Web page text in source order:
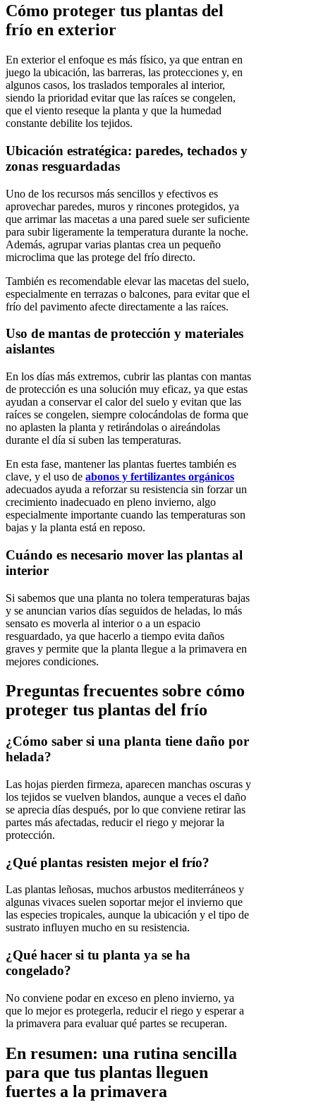
Cómo proteger tus plantas del
frío en exterior
En exterior el enfoque es más físico, ya que entran en
juego la ubicación, las barreras, las protecciones y, en
algunos casos, los traslados temporales al interior,
siendo la prioridad evitar que las raíces se congelen,
que el viento reseque la planta y que la humedad
constante debilite los tejidos.
Ubicación estratégica: paredes, techados y
zonas resguardadas
Uno de los recursos más sencillos y efectivos es
aprovechar paredes, muros y rincones protegidos, ya
que arrimar las macetas a una pared suele ser suficiente
para subir ligeramente la temperatura durante la noche.
Además, agrupar varias plantas crea un pequeño
microclima que las protege del frío directo.
También es recomendable elevar las macetas del suelo,
especialmente en terrazas o balcones, para evitar que el
frío del pavimento afecte directamente a las raíces.
Uso de mantas de protección y materiales
aislantes
En los días más extremos, cubrir las plantas con mantas
de protección es una solución muy eficaz, ya que estas
ayudan a conservar el calor del suelo y evitan que las
raíces se congelen, siempre colocándolas de forma que
no aplasten la planta y retirándolas o aireándolas
durante el día si suben las temperaturas.
En esta fase, mantener las plantas fuertes también es
clave, y el uso de abonos y fertilizantes orgánicos
adecuados ayuda a reforzar su resistencia sin forzar un
crecimiento inadecuado en pleno invierno, algo
especialmente importante cuando las temperaturas son
bajas y la planta está en reposo.
Cuándo es necesario mover las plantas al
interior
Si sabemos que una planta no tolera temperaturas bajas
y se anuncian varios días seguidos de heladas, lo más
sensato es moverla al interior o a un espacio
resguardado, ya que hacerlo a tiempo evita daños
graves y permite que la planta llegue a la primavera en
mejores condiciones.
Preguntas frecuentes sobre cómo
proteger tus plantas del frío
¿Cómo saber si una planta tiene daño por
helada?
Las hojas pierden firmeza, aparecen manchas oscuras y
los tejidos se vuelven blandos, aunque a veces el daño
se aprecia días después, por lo que conviene retirar las
partes más afectadas, reducir el riego y mejorar la
protección.
¿Qué plantas resisten mejor el frío?
Las plantas leñosas, muchos arbustos mediterráneos y
algunas vivaces suelen soportar mejor el invierno que
las especies tropicales, aunque la ubicación y el tipo de
sustrato influyen mucho en su resistencia.
¿Qué hacer si tu planta ya se ha
congelado?
No conviene podar en exceso en pleno invierno, ya
que lo mejor es protegerla, reducir el riego y esperar a
la primavera para evaluar qué partes se recuperan.
En resumen: una rutina sencilla
para que tus plantas lleguen
fuertes a la primavera